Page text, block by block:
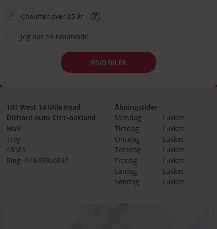
Chauffør over 25 år
Jeg har en rabatkode
FIND BILER
100 West 14 Mile Road
Diehard Auto Cntr-oakland
Mall
Troy
48083
Ring: 248-588-0832
Åbningstider
Mandag
Lukket
Tirsdag
Lukket
Onsdag
Lukket
Torsdag
Lukket
Fredag
Lukket
Lørdag
Lukket
Søndag
Lukket